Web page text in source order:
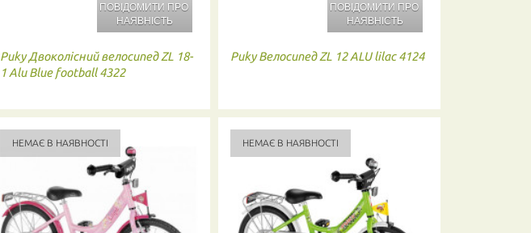
ПОВІДОМИТИ ПРО
НАЯВНІСТЬ
Puky Двоколісний велосипед ZL 18-
1 Alu Blue football 4322
ПОВІДОМИТИ ПРО
НАЯВНІСТЬ
Puky Велосипед ZL 12 ALU lilac 4124
НЕМАЄ В НАЯВНОСТІ НЕМАЄ В НАЯВНОСТІ